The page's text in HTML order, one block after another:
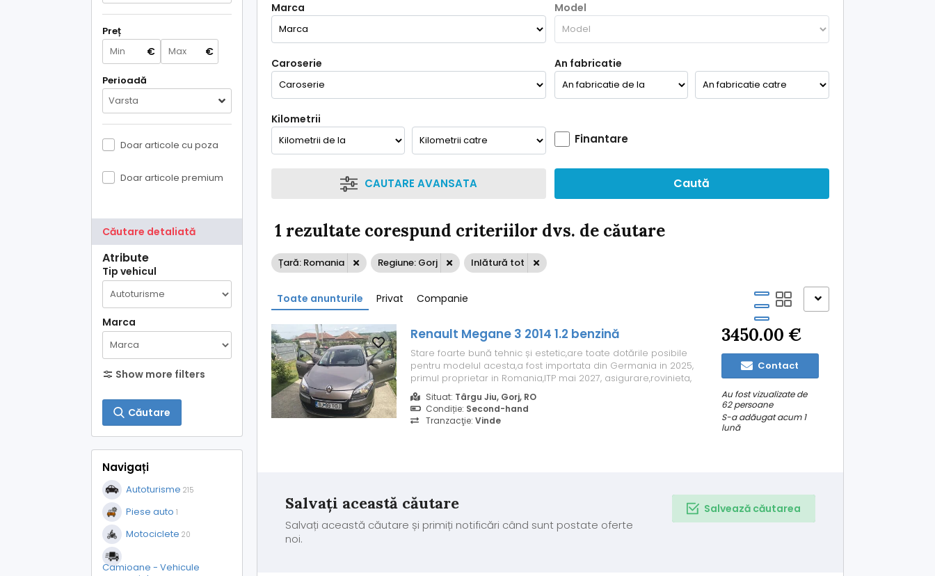
Preț
€ €
Perioadă
Varsta
Doar articole cu poza
Doar articole premium
Căutare detaliată
Atribute
Tip vehicul
Marca
Show more filters
Căutare
Navigați
Autoturisme 215
Piese auto 1
Motociclete 20
Camioane - Vehicule
Marca Model
Caroserie An fabricatie
Kilometrii
Finantare
CAUTARE AVANSATA Caută
1 rezultate corespund criteriilor dvs. de căutare
Țară: Romania Regiune: Gorj Inlătură tot
Toate anunturile Privat Companie
Renault Megane 3 2014 1.2 benzină
Stare foarte bună tehnic și estetic,are toate dotările posibile
pentru modelul acesta,a fost importata din Germania in 2025,
primul proprietar in Romania,ITP mai 2027, asigurare,rovinieta,
obligatoriu fiscal, consum mixt 7litri, climă,scaune încălzite
oglinzi electrice rabatabile,geamuri electrice,2 cartele,și altele
Situat: Târgu Jiu, Gorj, RO
Condiție: Second-hand
Tranzacţie: Vinde
3450.00 €
Contact
Au fost vizualizate de
62 persoane
S-a adăugat acum 1
lună
Salvați această căutare
Salvați această căutare și primiți notificări când sunt postate oferte
noi.
Salvează căutarea